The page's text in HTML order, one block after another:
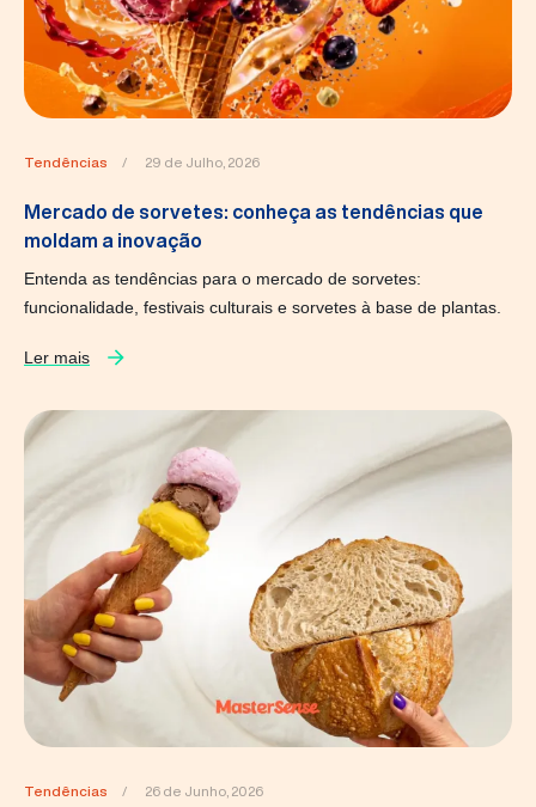
Tendências / 29 de Julho, 2026
Mercado de sorvetes: conheça as tendências que
moldam a inovação
Entenda as tendências para o mercado de sorvetes:
funcionalidade, festivais culturais e sorvetes à base de plantas.
Ler mais
Tendências / 26 de Junho, 2026